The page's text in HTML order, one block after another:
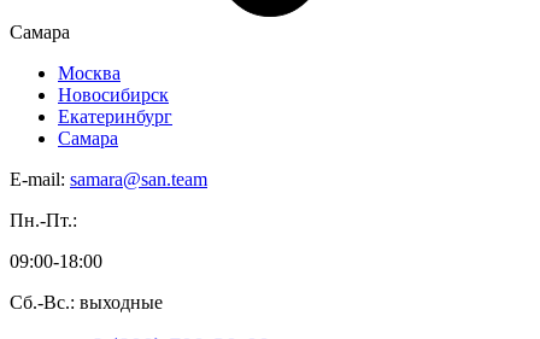
Самара
Москва
Новосибирск
Екатеринбург
Самара
E-mail: samara@san.team
Пн.-Пт.:
09:00-18:00
Сб.-Вс.: выходные